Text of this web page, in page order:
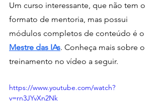
Um curso interessante, que não tem o
formato de mentoria, mas possui
módulos completos de conteúdo é o
Mestre das IAs. Conheça mais sobre o
treinamento no vídeo a seguir.
https://www.youtube.com/watch?
v=rn3JYvXn2Nk